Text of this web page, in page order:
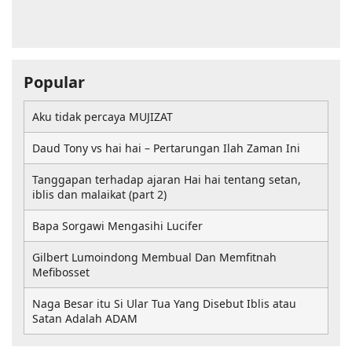
Popular
Aku tidak percaya MUJIZAT
Daud Tony vs hai hai – Pertarungan Ilah Zaman Ini
Tanggapan terhadap ajaran Hai hai tentang setan,
iblis dan malaikat (part 2)
Bapa Sorgawi Mengasihi Lucifer
Gilbert Lumoindong Membual Dan Memfitnah
Mefibosset
Naga Besar itu Si Ular Tua Yang Disebut Iblis atau
Satan Adalah ADAM